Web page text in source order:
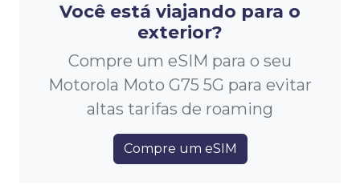
Você está viajando para o
exterior?
Compre um eSIM para o seu
Motorola Moto G75 5G para evitar
altas tarifas de roaming
Compre um eSIM